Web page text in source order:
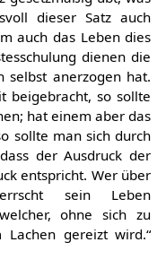
dieser Satz auch
auch das Leben dies
dienen die
selbst anerzogen hat.
beigebracht, so sollte
hat einem aber das
sollte man sich durch
der Ausdruck der
entspricht. Wer über
sein Leben
ohne sich zu
Lachen gereizt wird.“